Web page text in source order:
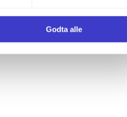
vi samler inn og behandler
Godta alle
slike teikningar kan utformast.